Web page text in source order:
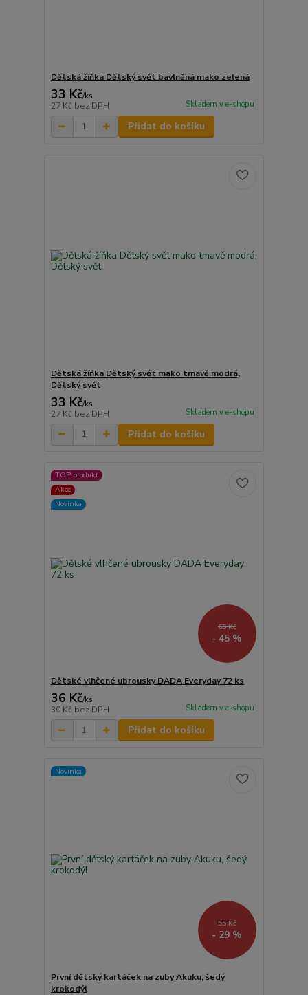
Dětská žíňka Dětský svět bavlněná mako zelená
33 Kč/ks
27 Kč bez DPH Skladem v e-shopu
Přidat do košíku
Dětská žíňka Dětský svět mako tmavě modrá,
Dětský svět
33 Kč/ks
27 Kč bez DPH Skladem v e-shopu
Přidat do košíku
TOP produkt
Akce
Novinka
65 Kč
- 45 %
Dětské vlhčené ubrousky DADA Everyday 72 ks
36 Kč/ks
30 Kč bez DPH Skladem v e-shopu
Přidat do košíku
Novinka
55 Kč
- 29 %
První dětský kartáček na zuby Akuku, šedý
krokodýl